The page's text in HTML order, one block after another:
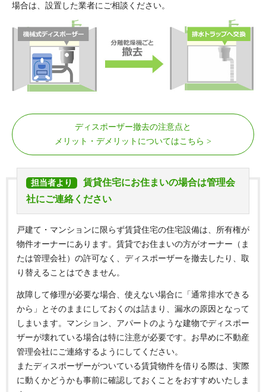
場合は、設置した業者にご相談ください。
ディスポーザー撤去の注意点と
メリット・デメリットについてはこちら
担当者より
賃貸住宅にお住まいの場合は管理会
社にご連絡ください
戸建て・マンションに限らず賃貸住宅の住宅設備は、所有権が
物件オーナーにあります。賃貸でお住まいの方がオーナー（ま
たは管理会社）の許可なく、ディスポーザーを撤去したり、取
り替えることはできません。
故障して修理が必要な場合、使えない場合に「通常排水できる
から」とそのままにしておくのは詰まり、漏水の原因となって
しまいます。マンション、アパートのような建物でディスポー
ザーが壊れている場合は特に注意が必要です。お早めに不動産
管理会社にご連絡するようにしてください。
またディスポーザーがついている賃貸物件を借りる際は、実際
に動くかどうかも事前に確認しておくことをおすすめいたしま